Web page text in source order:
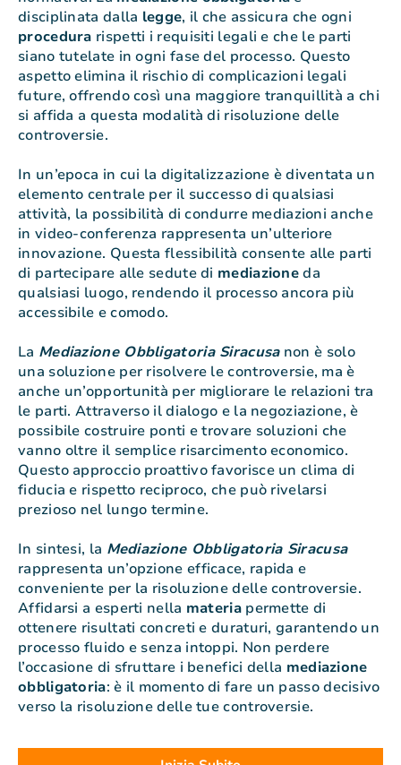
disciplinata dalla legge, il che assicura che ogni
procedura rispetti i requisiti legali e che le parti
siano tutelate in ogni fase del processo. Questo
aspetto elimina il rischio di complicazioni legali
future, offrendo così una maggiore tranquillità a chi
si affida a questa modalità di risoluzione delle
controversie.
In un’epoca in cui la digitalizzazione è diventata un
elemento centrale per il successo di qualsiasi
attività, la possibilità di condurre mediazioni anche
in video-conferenza rappresenta un’ulteriore
innovazione. Questa flessibilità consente alle parti
di partecipare alle sedute di mediazioneda
qualsiasi luogo, rendendo il processo ancora più
accessibile e comodo.
La Mediazione Obbligatoria Siracusanon è solo
una soluzione per risolvere le controversie, ma è
anche un’opportunità per migliorare le relazioni tra
le parti. Attraverso il dialogo e la negoziazione, è
possibile costruire ponti e trovare soluzioni che
vanno oltre il semplice risarcimento economico.
Questo approccio proattivo favorisce un clima di
fiducia e rispetto reciproco, che può rivelarsi
prezioso nel lungo termine.
In sintesi, la Mediazione Obbligatoria Siracusa
rappresenta un’opzione efficace, rapida e
conveniente per la risoluzione delle controversie.
Affidarsi a esperti nella materiapermette di
ottenere risultati concreti e duraturi, garantendo un
processo fluido e senza intoppi. Non perdere
l’occasione di sfruttare i benefici della mediazione
obbligatoria: è il momento di fare un passo decisivo
verso la risoluzione delle tue controversie.